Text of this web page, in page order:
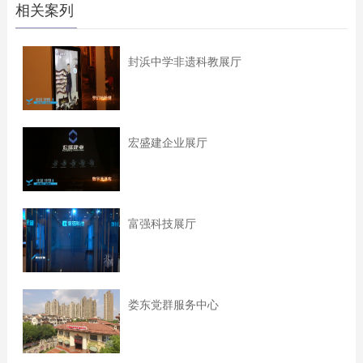
相关案列
封浜中学非遗科教展厅
宏盛建企业展厅
富强科技展厅
娄东党群服务中心